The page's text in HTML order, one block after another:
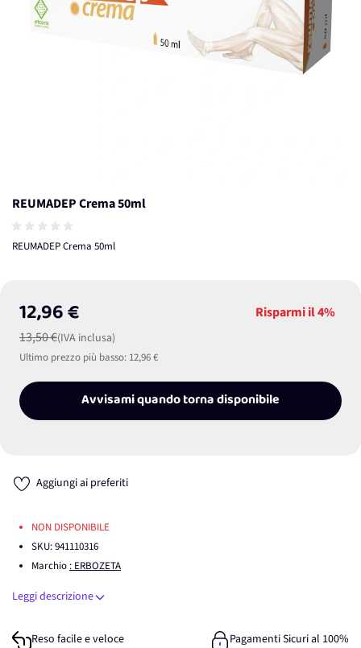
REUMADEP Crema 50ml
REUMADEP Crema 50ml
12,96 €
13,50 €(IVA inclusa)
Risparmi il4%
Ultimo prezzo più basso: 12,96 €
Avvisami quando torna disponibile
Aggiungi ai preferiti
NON DISPONIBILE
SKU:941110316
Marchio : ERBOZETA
Leggi descrizione
Reso facile e veloce
Pagamenti Sicuri al 100%